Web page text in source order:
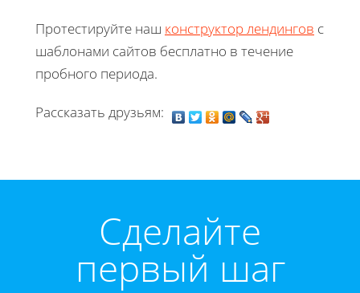
Протестируйте наш конструктор лендингов с
шаблонами сайтов бесплатно в течение
пробного периода.
Рассказать друзьям:
Cделайте
первый шаг